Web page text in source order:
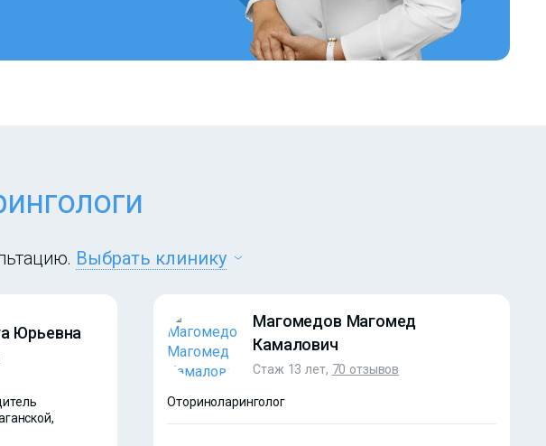
Выбрать клинику
Юрьевна
Магомедов Магомед
Камалович
Стаж 13 лет, 70 отзывов
Оториноларинголог